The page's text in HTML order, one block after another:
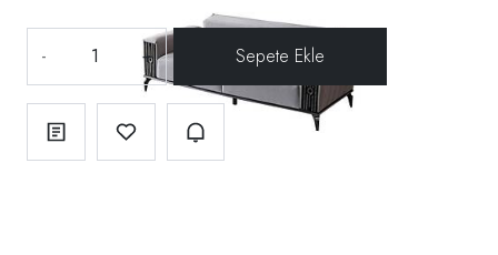
- +